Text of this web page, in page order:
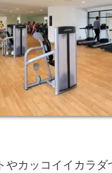
やカッコイイカラダ